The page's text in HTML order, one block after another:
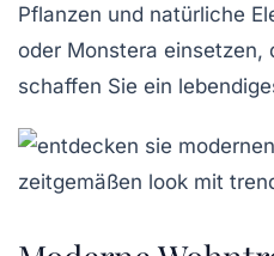
Pflanzen und natürliche
oder Monstera einsetzen,
schaffen Sie ein